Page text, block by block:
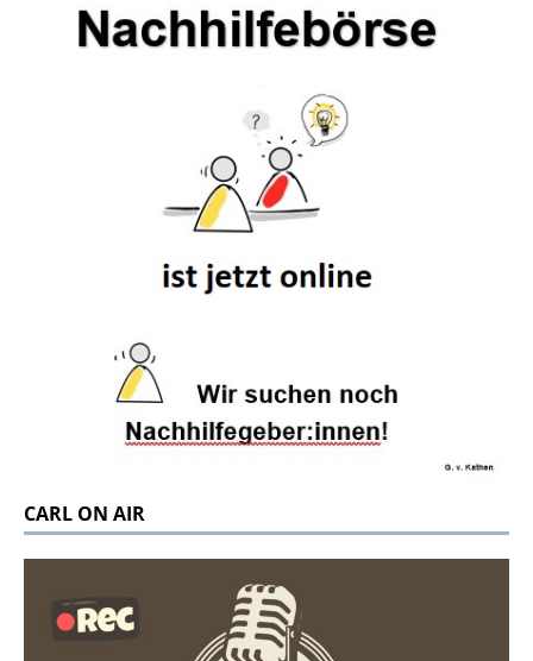
CARL ON AIR